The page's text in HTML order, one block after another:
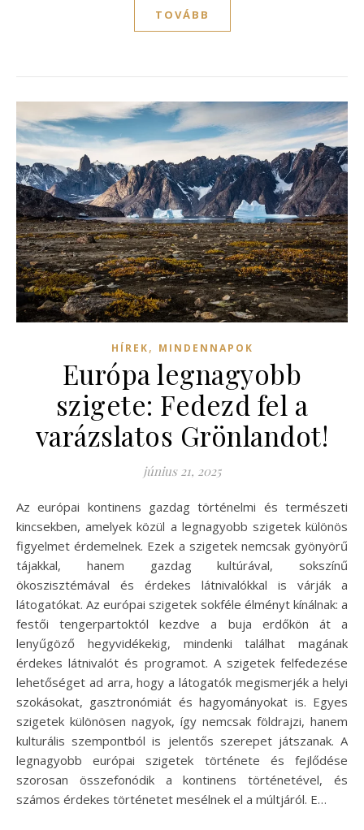
TOVÁBB
HÍREK, MINDENNAPOK
Európa legnagyobb
szigete: Fedezd fel a
varázslatos Grönlandot!
június 21, 2025
Az európai kontinens gazdag történelmi és természeti
kincsekben, amelyek közül a legnagyobb szigetek különös
figyelmet érdemelnek. Ezek a szigetek nemcsak gyönyörű
tájakkal, hanem gazdag kultúrával, sokszínű
ökoszisztémával és érdekes látnivalókkal is várják a
látogatókat. Az európai szigetek sokféle élményt kínálnak: a
festői tengerpartoktól kezdve a buja erdőkön át a
lenyűgöző hegyvidékekig, mindenki találhat magának
érdekes látnivalót és programot. A szigetek felfedezése
lehetőséget ad arra, hogy a látogatók megismerjék a helyi
szokásokat, gasztronómiát és hagyományokat is. Egyes
szigetek különösen nagyok, így nemcsak földrajzi, hanem
kulturális szempontból is jelentős szerepet játszanak. A
legnagyobb európai szigetek története és fejlődése
szorosan összefonódik a kontinens történetével, és
számos érdekes történetet mesélnek el a múltjáról. E…